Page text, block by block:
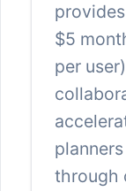
$5
per
through